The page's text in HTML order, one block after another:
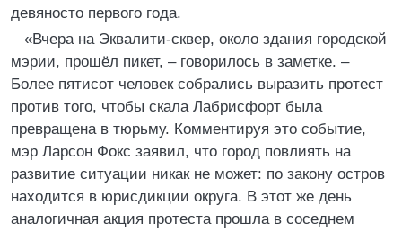
девяносто первого года.
«Вчера на Эквалити-сквер, около здания городской
мэрии, прошёл пикет, – говорилось в заметке. –
Более пятисот человек собрались выразить протест
против того, чтобы скала Лабрисфорт была
превращена в тюрьму. Комментируя это событие,
мэр Ларсон Фокс заявил, что город повлиять на
развитие ситуации никак не может: по закону остров
находится в юрисдикции округа. В этот же день
аналогичная акция протеста прошла в соседнем